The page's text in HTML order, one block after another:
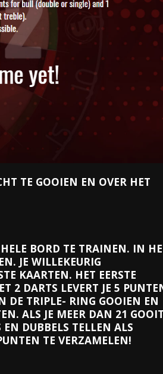
TE GOOIEN EN OVER HET
BORD TE TRAINEN. IN
JE WILLEKEURIG
KAARTEN. HET EERSTE
2 DARTS LEVERT JE 5
DE TRIPLE- RING GOOIEN EN
ALS JE MEER DAN 21 GOOIT
EN DUBBELS TELLEN ALS
TE VERZAMELEN!